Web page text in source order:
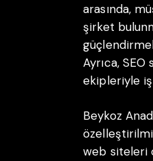
arasında,
şirket
Ayrıca,
ekipleriyle
Beykoz
web siteleri